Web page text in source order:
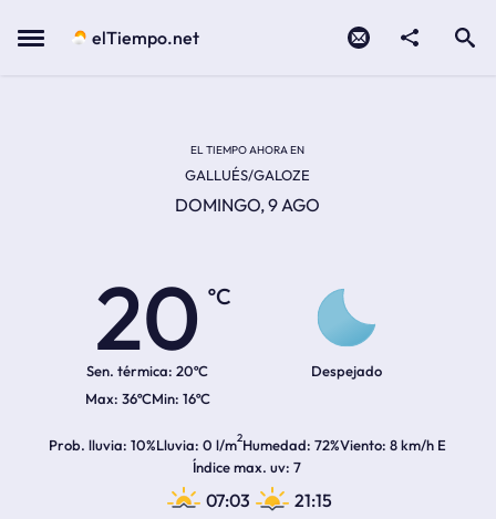
Menu elTiempo.net
EL TIEMPO AHORA EN
GALLUÉS/GALOZE
DOMINGO, 9 AGO
20
ºC
Sen. térmica: 20ºC
36ºC 16ºC
Despejado
Prob. lluvia 10%Lluvia 0 l/m2Humedad 72%Viento 8 km/h E
Índice max. uv 7
07:03 21:15